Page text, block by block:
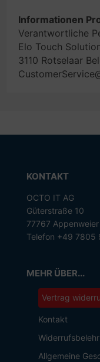
Informationen
Verantwortliche
Elo Touch
3110 Rotselaar
KONTAKT
OCTO IT AG
Güterstraße 10
77767 Appenweier
Telefon +49 7805
MEHR ÜBER...
Vertrag
Kontakt
Allgemeine